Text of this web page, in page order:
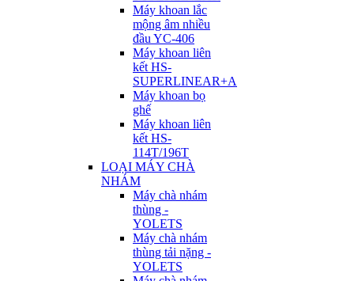
Máy khoan lắc
mộng âm nhiều
đầu YC-406
Máy khoan liên
kết HS-
SUPERLINEAR+A
Máy khoan bọ
ghế
Máy khoan liên
kết HS-
114T/196T
LOẠI MÁY CHÀ
NHÁM
Máy chà nhám
thùng -
YOLETS
Máy chà nhám
thùng tải nặng -
YOLETS